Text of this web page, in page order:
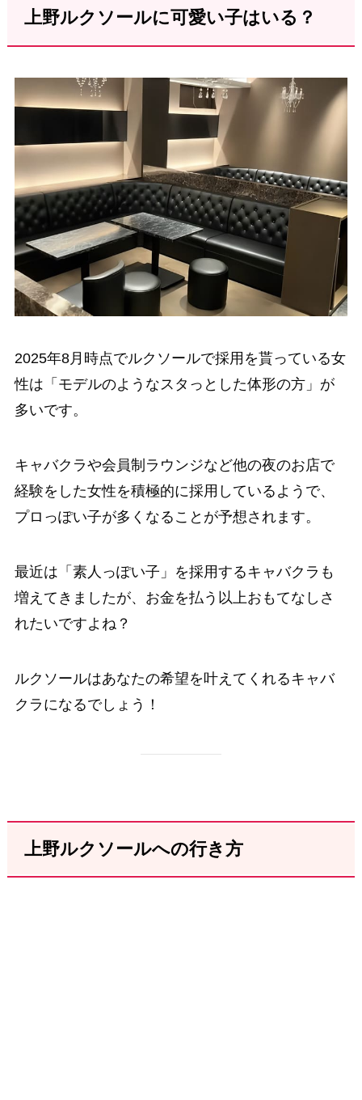
上野ルクソールに可愛い子はいる？
2025年8月時点でルクソールで採用を貰っている女
性は「モデルのようなスタっとした体形の方」が
多いです。
キャバクラや会員制ラウンジなど他の夜のお店で
経験をした女性を積極的に採用しているようで、
プロっぽい子が多くなることが予想されます。
最近は「素人っぽい子」を採用するキャバクラも
増えてきましたが、お金を払う以上おもてなしさ
れたいですよね？
ルクソールはあなたの希望を叶えてくれるキャバ
クラになるでしょう！
上野ルクソールへの行き方